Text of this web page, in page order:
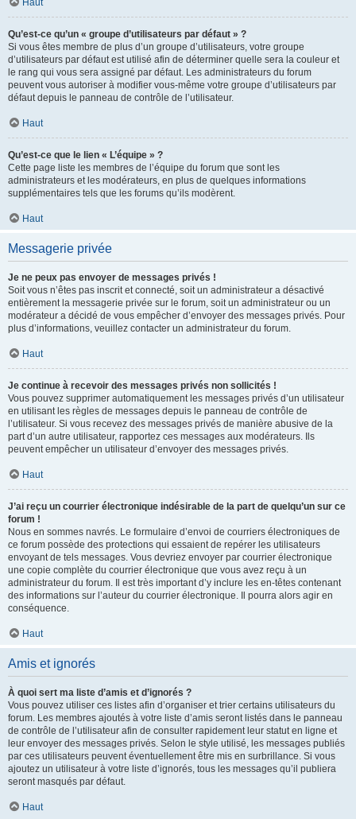
Haut
Qu’est-ce qu’un « groupe d’utilisateurs par défaut » ?
Si vous êtes membre de plus d’un groupe d’utilisateurs, votre groupe
d’utilisateurs par défaut est utilisé afin de déterminer quelle sera la couleur et
le rang qui vous sera assigné par défaut. Les administrateurs du forum
peuvent vous autoriser à modifier vous-même votre groupe d’utilisateurs par
défaut depuis le panneau de contrôle de l’utilisateur.
Haut
Qu’est-ce que le lien « L’équipe » ?
Cette page liste les membres de l’équipe du forum que sont les
administrateurs et les modérateurs, en plus de quelques informations
supplémentaires tels que les forums qu’ils modèrent.
Haut
Messagerie privée
Je ne peux pas envoyer de messages privés !
Soit vous n’êtes pas inscrit et connecté, soit un administrateur a désactivé
entièrement la messagerie privée sur le forum, soit un administrateur ou un
modérateur a décidé de vous empêcher d’envoyer des messages privés. Pour
plus d’informations, veuillez contacter un administrateur du forum.
Haut
Je continue à recevoir des messages privés non sollicités !
Vous pouvez supprimer automatiquement les messages privés d’un utilisateur
en utilisant les règles de messages depuis le panneau de contrôle de
l’utilisateur. Si vous recevez des messages privés de manière abusive de la
part d’un autre utilisateur, rapportez ces messages aux modérateurs. Ils
peuvent empêcher un utilisateur d’envoyer des messages privés.
Haut
J’ai reçu un courrier électronique indésirable de la part de quelqu’un sur ce
forum !
Nous en sommes navrés. Le formulaire d’envoi de courriers électroniques de
ce forum possède des protections qui essaient de repérer les utilisateurs
envoyant de tels messages. Vous devriez envoyer par courrier électronique
une copie complète du courrier électronique que vous avez reçu à un
administrateur du forum. Il est très important d’y inclure les en-têtes contenant
des informations sur l’auteur du courrier électronique. Il pourra alors agir en
conséquence.
Haut
Amis et ignorés
À quoi sert ma liste d’amis et d’ignorés ?
Vous pouvez utiliser ces listes afin d’organiser et trier certains utilisateurs du
forum. Les membres ajoutés à votre liste d’amis seront listés dans le panneau
de contrôle de l’utilisateur afin de consulter rapidement leur statut en ligne et
leur envoyer des messages privés. Selon le style utilisé, les messages publiés
par ces utilisateurs peuvent éventuellement être mis en surbrillance. Si vous
ajoutez un utilisateur à votre liste d’ignorés, tous les messages qu’il publiera
seront masqués par défaut.
Haut